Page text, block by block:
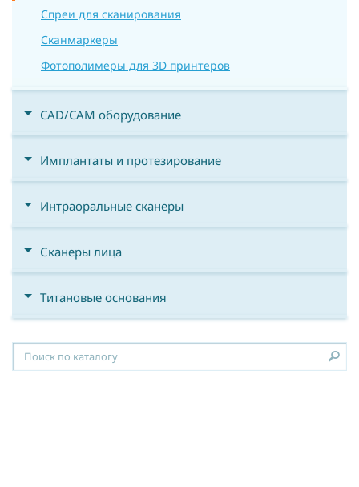
Спреи для сканирования
Сканмаркеры
Фотополимеры для 3D принтеров
CAD/CAM оборудование
Имплантаты и протезирование
Интраоральные сканеры
Сканеры лица
Титановые основания